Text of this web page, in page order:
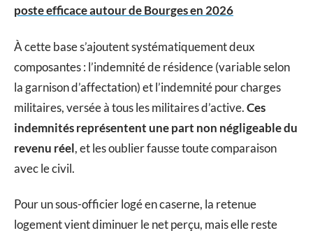
poste efficace autour de Bourges en 2026
À cette base s’ajoutent systématiquement deux
composantes : l’indemnité de résidence (variable selon
la garnison d’affectation) et l’indemnité pour charges
militaires, versée à tous les militaires d’active.Ces
indemnités représentent une part non négligeable du
revenu réel, et les oublier fausse toute comparaison
avec le civil.
Pour un sous-officier logé en caserne, la retenue
logement vient diminuer le net perçu, mais elle reste